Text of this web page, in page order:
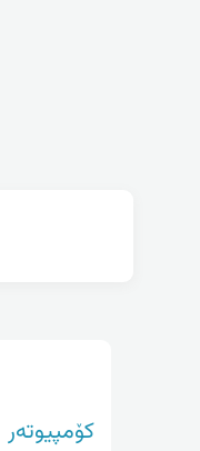
کۆمپیوتەر